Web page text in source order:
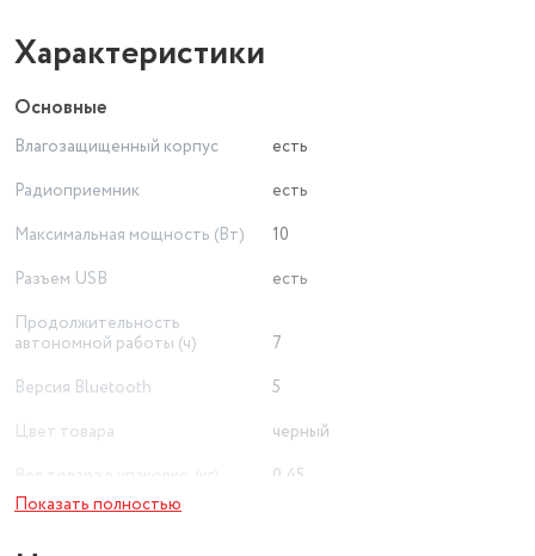
Характеристики
Основные
Влагозащищенный корпус
есть
Радиоприемник
есть
Максимальная мощность (Вт)
10
Разъем USB
есть
Продолжительность
автономной работы (ч)
7
Версия Bluetooth
5
Цвет товара
черный
0.45
Показать полностью